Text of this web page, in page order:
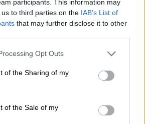
participants. This information may
to third parties on the IAB’s List of
that may further disclose it to other
Opt Outs
of the Sharing of my
of the Sale of my
PASANDO EN EL
centros de